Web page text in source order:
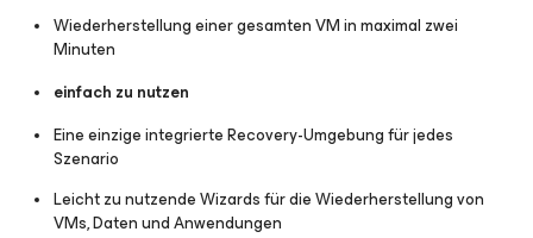
Wiederherstellung einer gesamten VM in maximal zwei
Minuten
einfach zu nutzen
Eine einzige integrierte Recovery-Umgebung für jedes
Szenario
Leicht zu nutzende Wizards für die Wiederherstellung von
VMs, Daten und Anwendungen